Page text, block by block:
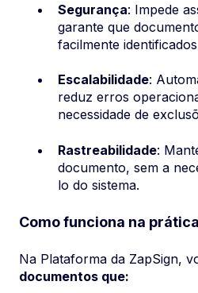
Segurança: Impede
garante que
facilmente
Escalabilidade:
reduz erros
necessidade de
Rastreabilidade:
documento, sem a
lo do sistema.
Como funciona na
Na Plataforma da ZapSign,
documentos que: